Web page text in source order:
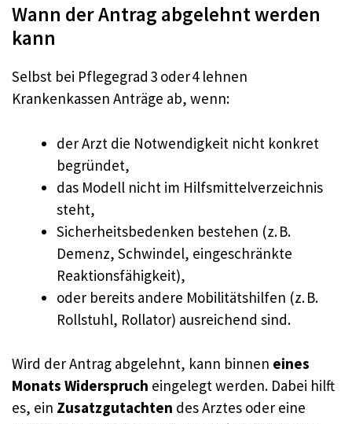
Wann der Antrag abgelehnt werden
kann
Selbst bei Pflegegrad 3 oder 4 lehnen
Krankenkassen Anträge ab, wenn:
der Arzt die Notwendigkeit nicht konkret
begründet,
das Modell nicht im Hilfsmittelverzeichnis
steht,
Sicherheitsbedenken bestehen (z. B.
Demenz, Schwindel, eingeschränkte
Reaktionsfähigkeit),
oder bereits andere Mobilitätshilfen (z. B.
Rollstuhl, Rollator) ausreichend sind.
Wird der Antrag abgelehnt, kann binnen eines
Monats Widerspruch eingelegt werden. Dabei hilft
es, ein Zusatzgutachten des Arztes oder eine